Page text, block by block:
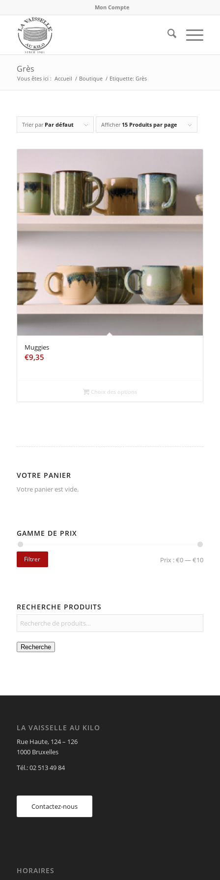
Mon Compte
Grès
Vous êtes ici : Accueil / Boutique / Etiquette: Grès
Trier par Par défaut Afficher 15 Produits par page
Muggies
€9,35
Choix des options
VOTRE PANIER
Votre panier est vide.
GAMME DE PRIX
Filtrer Prix :€0—€10
RECHERCHE PRODUITS
Recherche
LA VAISSELLE AU KILO
Rue Haute, 124 – 126
1000 Bruxelles
Tél.: 02 513 49 84
Contactez-nous
HORAIRES